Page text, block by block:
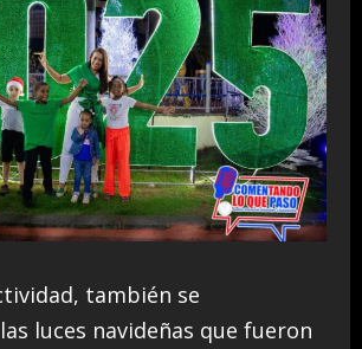
también se
luces navideñas que fueron